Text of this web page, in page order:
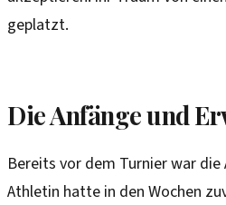
geplatzt.
Die Anfänge und
Bereits vor dem Turnier war
Athletin hatte in den Wochen